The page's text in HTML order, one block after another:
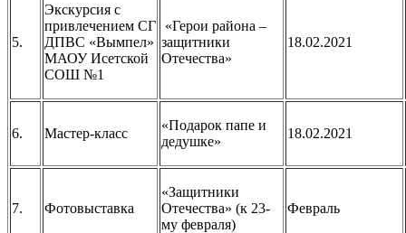
5.
Экскурсия с
привлечением СГ
ДПВС «Вымпел»
МАОУ Исетской
СОШ №1
«Герои района –
защитники
Отечества»
18.02.2021
6. Мастер-класс
«Подарок папе и
дедушке»
18.02.2021
7. Фотовыставка
«Защитники
Отечества» (к 23-
му февраля)
Февраль